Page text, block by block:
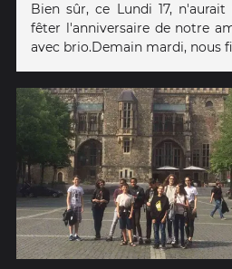
Bien sûr, ce Lundi 17,
fêter l'anniversaire de notre
avec brio. Demain mardi, nous